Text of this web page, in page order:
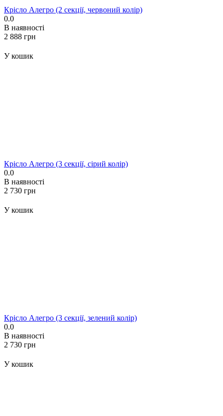
Крісло Алегро (2 секції, червоний колір)
0.0
В наявності
‍2 888‍ грн
У кошик
Крісло Алегро (3 секції, сірий колір)
0.0
В наявності
‍2 730‍ грн
У кошик
Крісло Алегро (3 секції, зелений колір)
0.0
В наявності
‍2 730‍ грн
У кошик